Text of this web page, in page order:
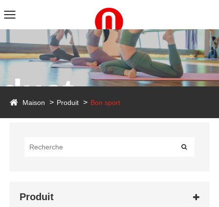
Maison Produit Bon sport
Produit